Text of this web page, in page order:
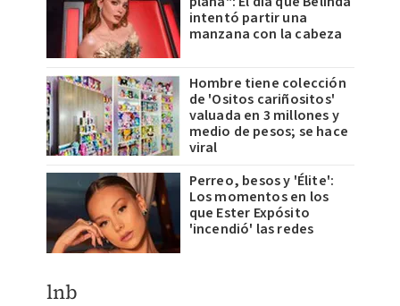
intentó partir una
manzana con la cabeza
Hombre tiene colección
de 'Ositos cariñositos'
valuada en 3 millones y
medio de pesos; se hace
viral
Perreo, besos y 'Élite':
Los momentos en los
que Ester Expósito
'incendió' las redes
lnb